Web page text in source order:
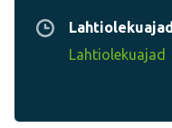
Lahtiolekuajad